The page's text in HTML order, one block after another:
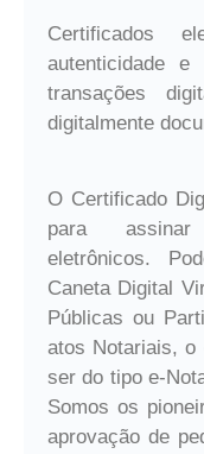
Certificados
autenticidade e
transações
digitalmente
O Certificado
para assinar
eletrônicos.
Caneta Digital
Públicas ou
atos Notariais, o
ser do tipo e-
Somos os
aprovação de